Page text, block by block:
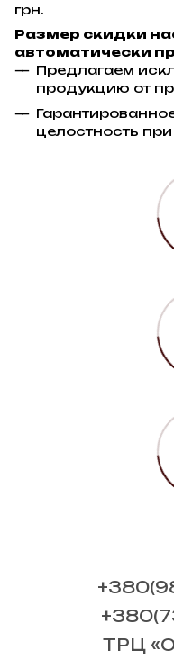
грн.
Размер скидки
автоматически
Предлагаем
продукцию от
целостность
ТРЦ